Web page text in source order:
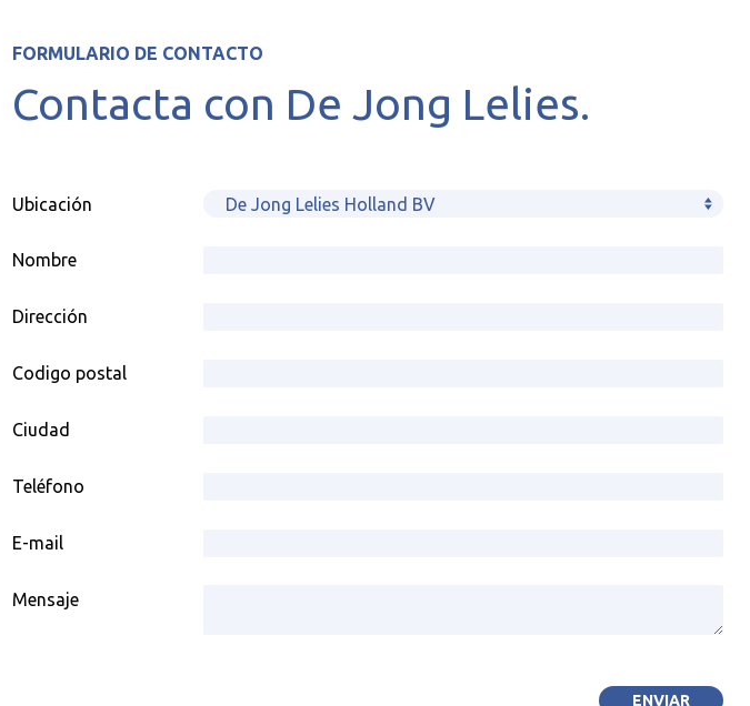
FORMULARIO DE CONTACTO
Contacta con De Jong Lelies.
Ubicación
Nombre
Dirección
Codigo postal
Ciudad
Teléfono
E-mail
Mensaje